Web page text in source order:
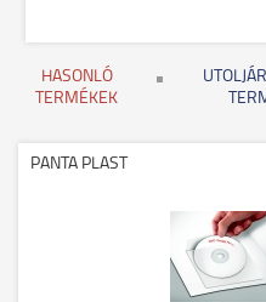
HASONLÓ
TERMÉKEK
PANTA PLAST